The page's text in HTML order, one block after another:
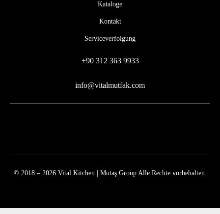
Kataloge
Kontakt
Serviceverfolgung
+90 312 363 9933
info@vitalmutfak.com
© 2018 – 2026 Vital Kitchen | Mutaş Group Alle Rechte vorbehalten.